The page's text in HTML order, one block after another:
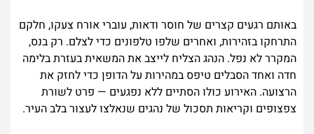
באותם רגעים קצרים של חוסר ודאות, עוברי אורח צעקו, חלקם
התרחקו בזהירות, ואחרים שלפו טלפונים כדי לצלם. רק בנס,
המקרר לא נפל. הנהג הצליח לייצב את המשאית בעזרת בלימה
חדה ואחד הסבלים טיפס במהירות על הדופן כדי לחזק את
הרצועה. האירוע כולו הסתיים ללא נפגעים — פרט לשורת
צפצופים וקריאות תסכול של נהגים שנאלצו לעצור בלב העיר.